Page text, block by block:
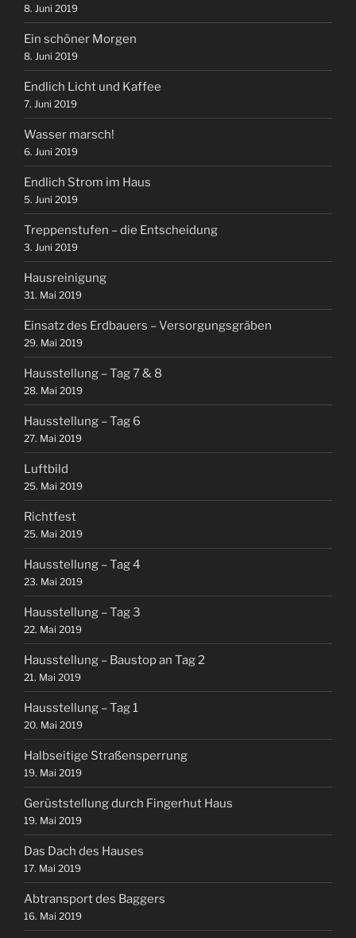
8. Juni 2019
Ein schöner Morgen
8. Juni 2019
Endlich Licht und Kaffee
7. Juni 2019
Wasser marsch!
6. Juni 2019
Endlich Strom im Haus
5. Juni 2019
Treppenstufen – die Entscheidung
3. Juni 2019
Hausreinigung
31. Mai 2019
Einsatz des Erdbauers – Versorgungsgräben
29. Mai 2019
Hausstellung – Tag 7 & 8
28. Mai 2019
Hausstellung – Tag 6
27. Mai 2019
Luftbild
25. Mai 2019
Richtfest
25. Mai 2019
Hausstellung – Tag 4
23. Mai 2019
Hausstellung – Tag 3
22. Mai 2019
Hausstellung – Baustop an Tag 2
21. Mai 2019
Hausstellung – Tag 1
20. Mai 2019
Halbseitige Straßensperrung
19. Mai 2019
Gerüststellung durch Fingerhut Haus
19. Mai 2019
Das Dach des Hauses
17. Mai 2019
Abtransport des Baggers
16. Mai 2019